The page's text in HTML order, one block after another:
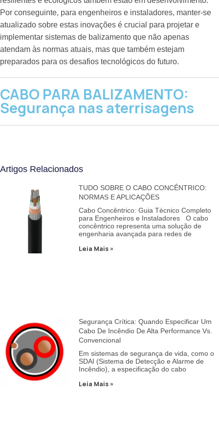
Por conseguinte, para engenheiros e instaladores, manter-se
atualizado sobre estas inovações é crucial para projetar e
implementar sistemas de balizamento que não apenas
atendam às normas atuais, mas que também estejam
preparados para os desafios tecnológicos do futuro.
CABO PARA BALIZAMENTO:
Segurança nas aterrisagens
Artigos Relacionados
TUDO SOBRE O CABO CONCÊNTRICO:
NORMAS E APLICAÇÕES
Cabo Concêntrico: Guia Técnico Completo
para Engenheiros e Instaladores O cabo
concêntrico representa uma solução de
engenharia avançada para redes de
Leia Mais »
Segurança Crítica: Quando Especificar Um
Cabo De Incêndio De Alta Performance Vs.
Convencional
Em sistemas de segurança de vida, como o
SDAI (Sistema de Detecção e Alarme de
Incêndio), a especificação do cabo
Leia Mais »